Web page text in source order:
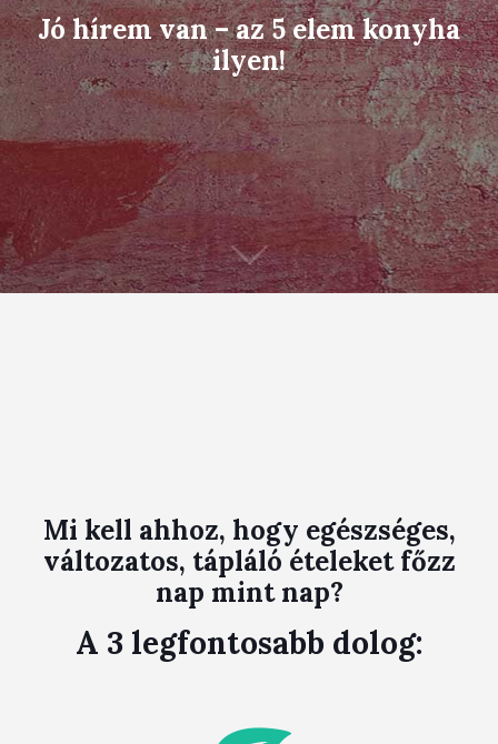
Jó hírem van – az 5 elem konyha
ilyen!
Mi kell ahhoz, hogy egészséges,
változatos, tápláló ételeket főzz
nap mint nap?
A 3 legfontosabb dolog: